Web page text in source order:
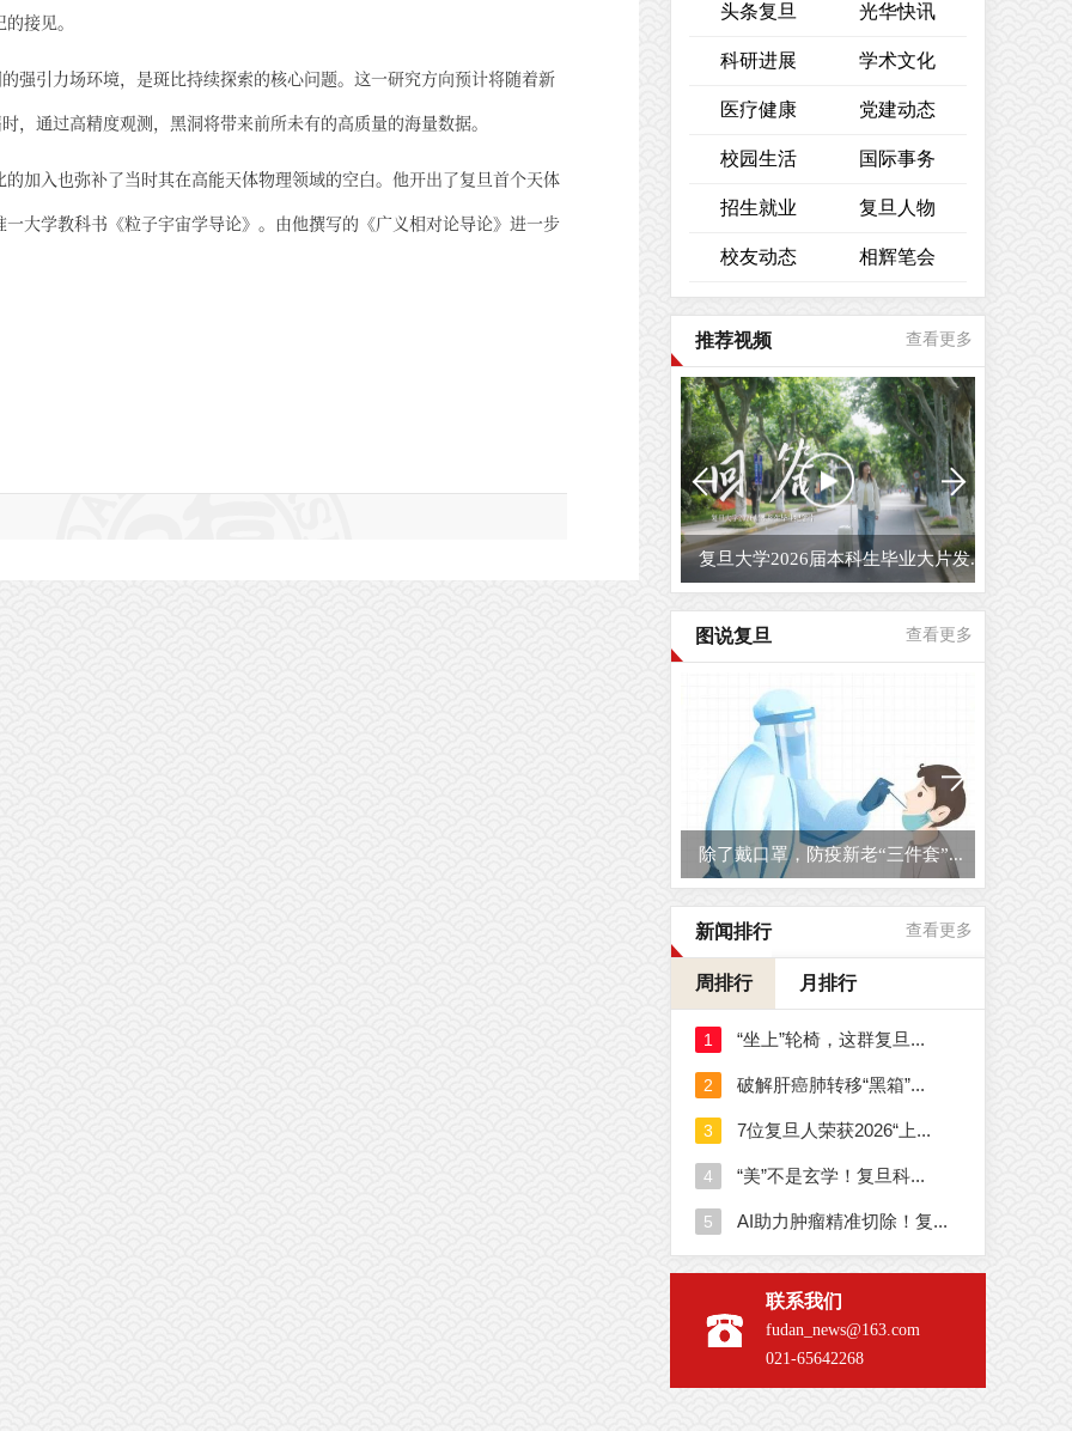
接见。
强引力场环境，是斑比持续探索的核心问题。这一研究方向预计将随着新
通过高精度观测，黑洞将带来前所未有的高质量的海量数据。
加入也弥补了当时其在高能天体物理领域的空白。他开出了复旦首个天体
大学教科书《粒子宇宙学导论》。由他撰写的《广义相对论导论》进一步
头条复旦 光华快讯
科研进展 学术文化
医疗健康 党建动态
校园生活 国际事务
招生就业 复旦人物
校友动态 相辉笔会
推荐视频 查看更多
复旦大学2026届本科生毕业大片发...
图说复旦 查看更多
除了戴口罩，防疫新老“三件套”...
新闻排行 查看更多
周排行 月排行
联系我们
fudan_news@163.com
021-65642268